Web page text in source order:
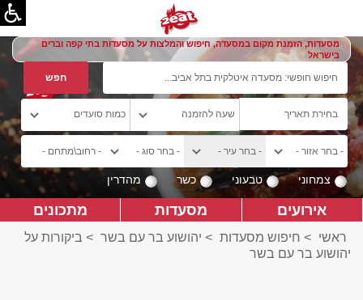
מסעדות, הזמנת מקום במסעדה, חיפוש והמלצות על מסעדות בתי קפה וברים
בישראל
צמחוני טבעוני כשר מהדרין
אירועים מסעדות מתכונים
ראשי > חיפוש מסעדות > יהושוע בר עם בשר > ביקורות על
יהושוע בר עם בשר